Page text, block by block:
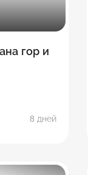
гор и
8 дней